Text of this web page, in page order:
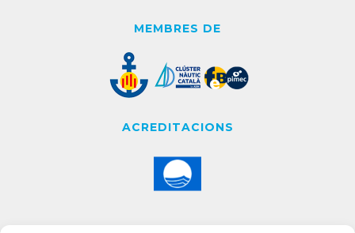
MEMBRES DE
ACREDITACIONS